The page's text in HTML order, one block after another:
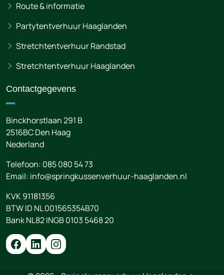
Route & informatie
Partytentverhuur Haaglanden
Stretchtentverhuur Randstad
Stretchtentverhuur Haaglanden
Contactgegevens
Binckhorstlaan 291 B
2516BCDen Haag
Nederland
Telefoon: 085 080 54 73
Email: info@springkussenverhuur-haaglanden.nl
KVK 91181356
BTW ID NL 001565354B70
Bank NL82 INGB 0103 5468 20